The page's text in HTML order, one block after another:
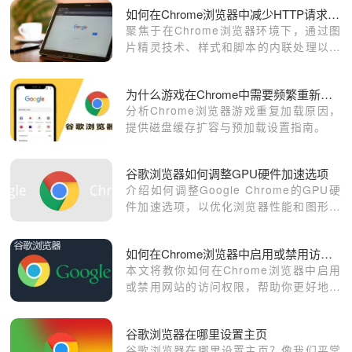
如何在Chrome浏览器中减少HTTP请求数量
聚焦于在Chrome浏览器环境下，通过图
片精灵技术、样式和脚本的内联处理以及
源的利用效率，提升页面加载性能。 为什么游戏在Chrome中需要频繁重新加载
分析Chrome浏览器游戏重复加载原因，
提供磁盘缓存扩容与预加载设置指南。
谷歌浏览器如何调整GPU硬件加速选项
介绍如何调整Google Chrome的GPU硬
件加速选项，以优化浏览器性能和图形处
如何在Chrome浏览器中启用或禁用访问权限
本文将教你如何在Chrome浏览器中启用
或禁用网站的访问权限，帮助你更好地管
谷歌浏览器在哪里设置主页